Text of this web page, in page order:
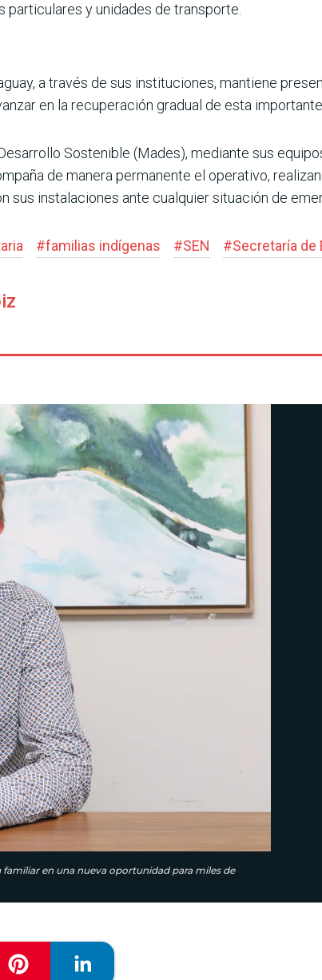
y unidades de transporte.
a través de sus instituciones, mantiene
en la recuperación gradual de esta
Sostenible (Mades), mediante sus
de manera permanente el operativo,
sus instalaciones ante cualquier situación de
#familias indígenas #SEN #Secretaría de
en una nueva oportunidad para miles de